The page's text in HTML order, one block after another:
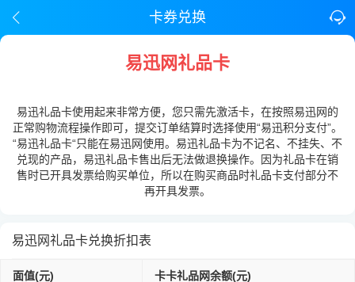
卡券兑换
易迅网礼品卡
易迅礼品卡使用起来非常方便，您只需先激活卡，在按照易迅网的
正常购物流程操作即可，提交订单结算时选择使用“易迅积分支付”。
“易迅礼品卡“只能在易迅网使用。易迅礼品卡为不记名、不挂失、不
兑现的产品，易迅礼品卡售出后无法做退换操作。因为礼品卡在销
售时已开具发票给购买单位，所以在购买商品时礼品卡支付部分不
再开具发票。
易迅网礼品卡兑换折扣表
面值(元) 卡卡礼品网余额(元)